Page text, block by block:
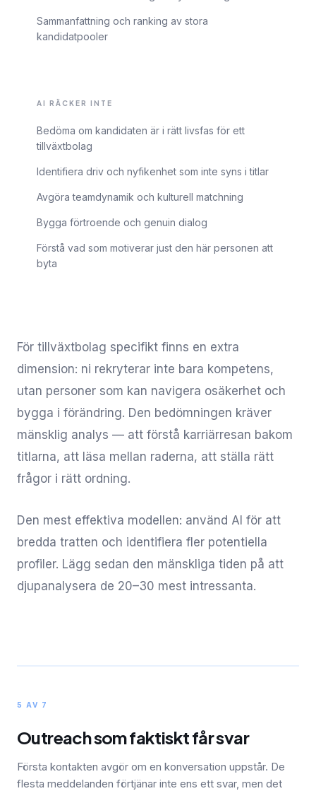
Sammanfattning och ranking av stora
kandidatpooler
AI RÄCKER INTE
Bedöma om kandidaten är i rätt livsfas för ett
tillväxtbolag
Identifiera driv och nyfikenhet som inte syns i titlar
Avgöra teamdynamik och kulturell matchning
Bygga förtroende och genuin dialog
Förstå vad som motiverar just den här personen att
byta
För tillväxtbolag specifikt finns en extra
dimension: ni rekryterar inte bara kompetens,
utan personer som kan navigera osäkerhet och
bygga i förändring. Den bedömningen kräver
mänsklig analys — att förstå karriärresan bakom
titlarna, att läsa mellan raderna, att ställa rätt
frågor i rätt ordning.
Den mest effektiva modellen: använd AI för att
bredda tratten och identifiera fler potentiella
profiler. Lägg sedan den mänskliga tiden på att
djupanalysera de 20–30 mest intressanta.
5 AV 7
Outreach som faktiskt får svar
Första kontakten avgör om en konversation uppstår. De
flesta meddelanden förtjänar inte ens ett svar, men det